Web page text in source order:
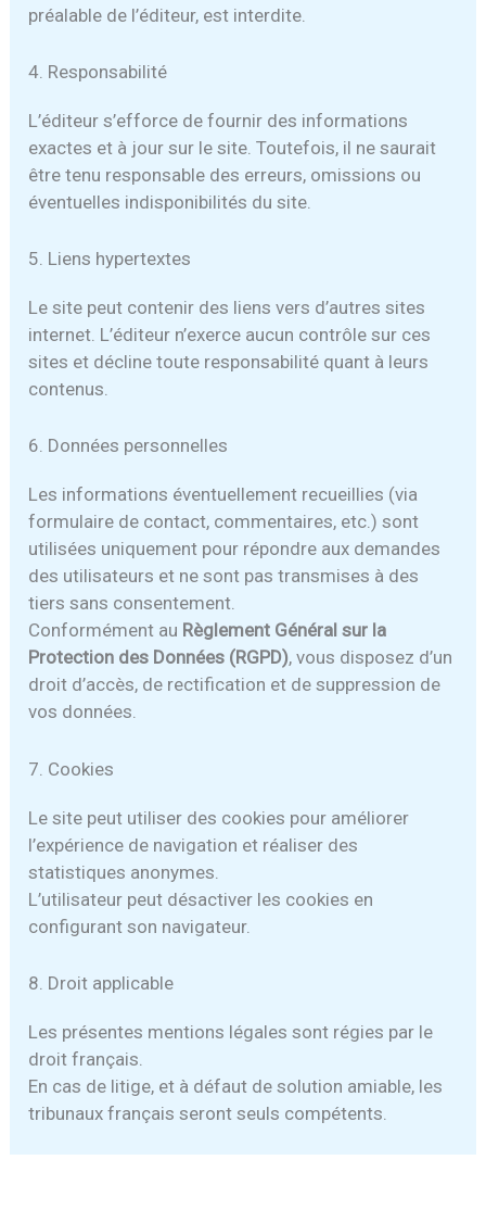
préalable de l’éditeur, est interdite.
4. Responsabilité
L’éditeur s’efforce de fournir des informations
exactes et à jour sur le site. Toutefois, il ne saurait
être tenu responsable des erreurs, omissions ou
éventuelles indisponibilités du site.
5. Liens hypertextes
Le site peut contenir des liens vers d’autres sites
internet. L’éditeur n’exerce aucun contrôle sur ces
sites et décline toute responsabilité quant à leurs
contenus.
6. Données personnelles
Les informations éventuellement recueillies (via
formulaire de contact, commentaires, etc.) sont
utilisées uniquement pour répondre aux demandes
des utilisateurs et ne sont pas transmises à des
tiers sans consentement.
Conformément au Règlement Général sur la
Protection des Données (RGPD), vous disposez d’un
droit d’accès, de rectification et de suppression de
vos données.
7. Cookies
Le site peut utiliser des cookies pour améliorer
l’expérience de navigation et réaliser des
statistiques anonymes.
L’utilisateur peut désactiver les cookies en
configurant son navigateur.
8. Droit applicable
Les présentes mentions légales sont régies par le
droit français.
En cas de litige, et à défaut de solution amiable, les
tribunaux français seront seuls compétents.